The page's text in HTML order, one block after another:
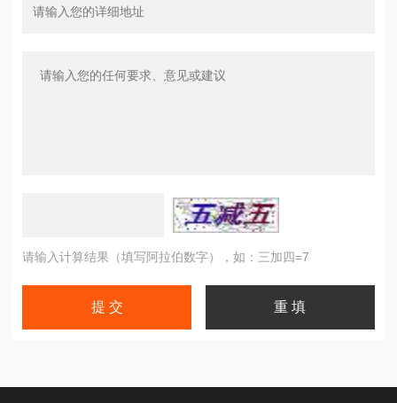
请输入计算结果（填写阿拉伯数字），如：三加四=7